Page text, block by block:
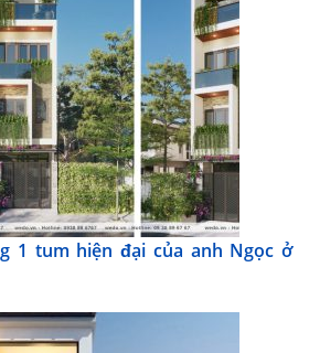
1 tum hiện đại của anh Ngọc ở